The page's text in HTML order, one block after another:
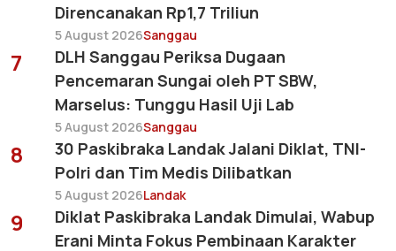
Direncanakan Rp1,7 Triliun
5 August 2026Sanggau
7
DLH Sanggau Periksa Dugaan
Pencemaran Sungai oleh PT SBW,
Marselus: Tunggu Hasil Uji Lab
5 August 2026Sanggau
8
30 Paskibraka Landak Jalani Diklat, TNI-
Polri dan Tim Medis Dilibatkan
5 August 2026Landak
9
Diklat Paskibraka Landak Dimulai, Wabup
Erani Minta Fokus Pembinaan Karakter